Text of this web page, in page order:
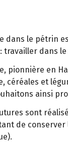
dans le pétrin
travailler dans
pionnière en
céréales et
ainsi
sont
de conserver